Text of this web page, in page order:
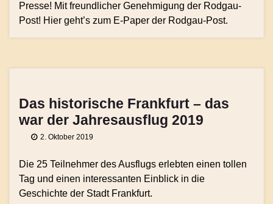
Presse! Mit freundlicher Genehmigung der Rodgau-
Post! Hier geht’s zum E-Paper der Rodgau-Post.
Das historische Frankfurt – das
war der Jahresausflug 2019
2. Oktober 2019
Die 25 Teilnehmer des Ausflugs erlebten einen tollen
Tag und einen interessanten Einblick in die
Geschichte der Stadt Frankfurt.